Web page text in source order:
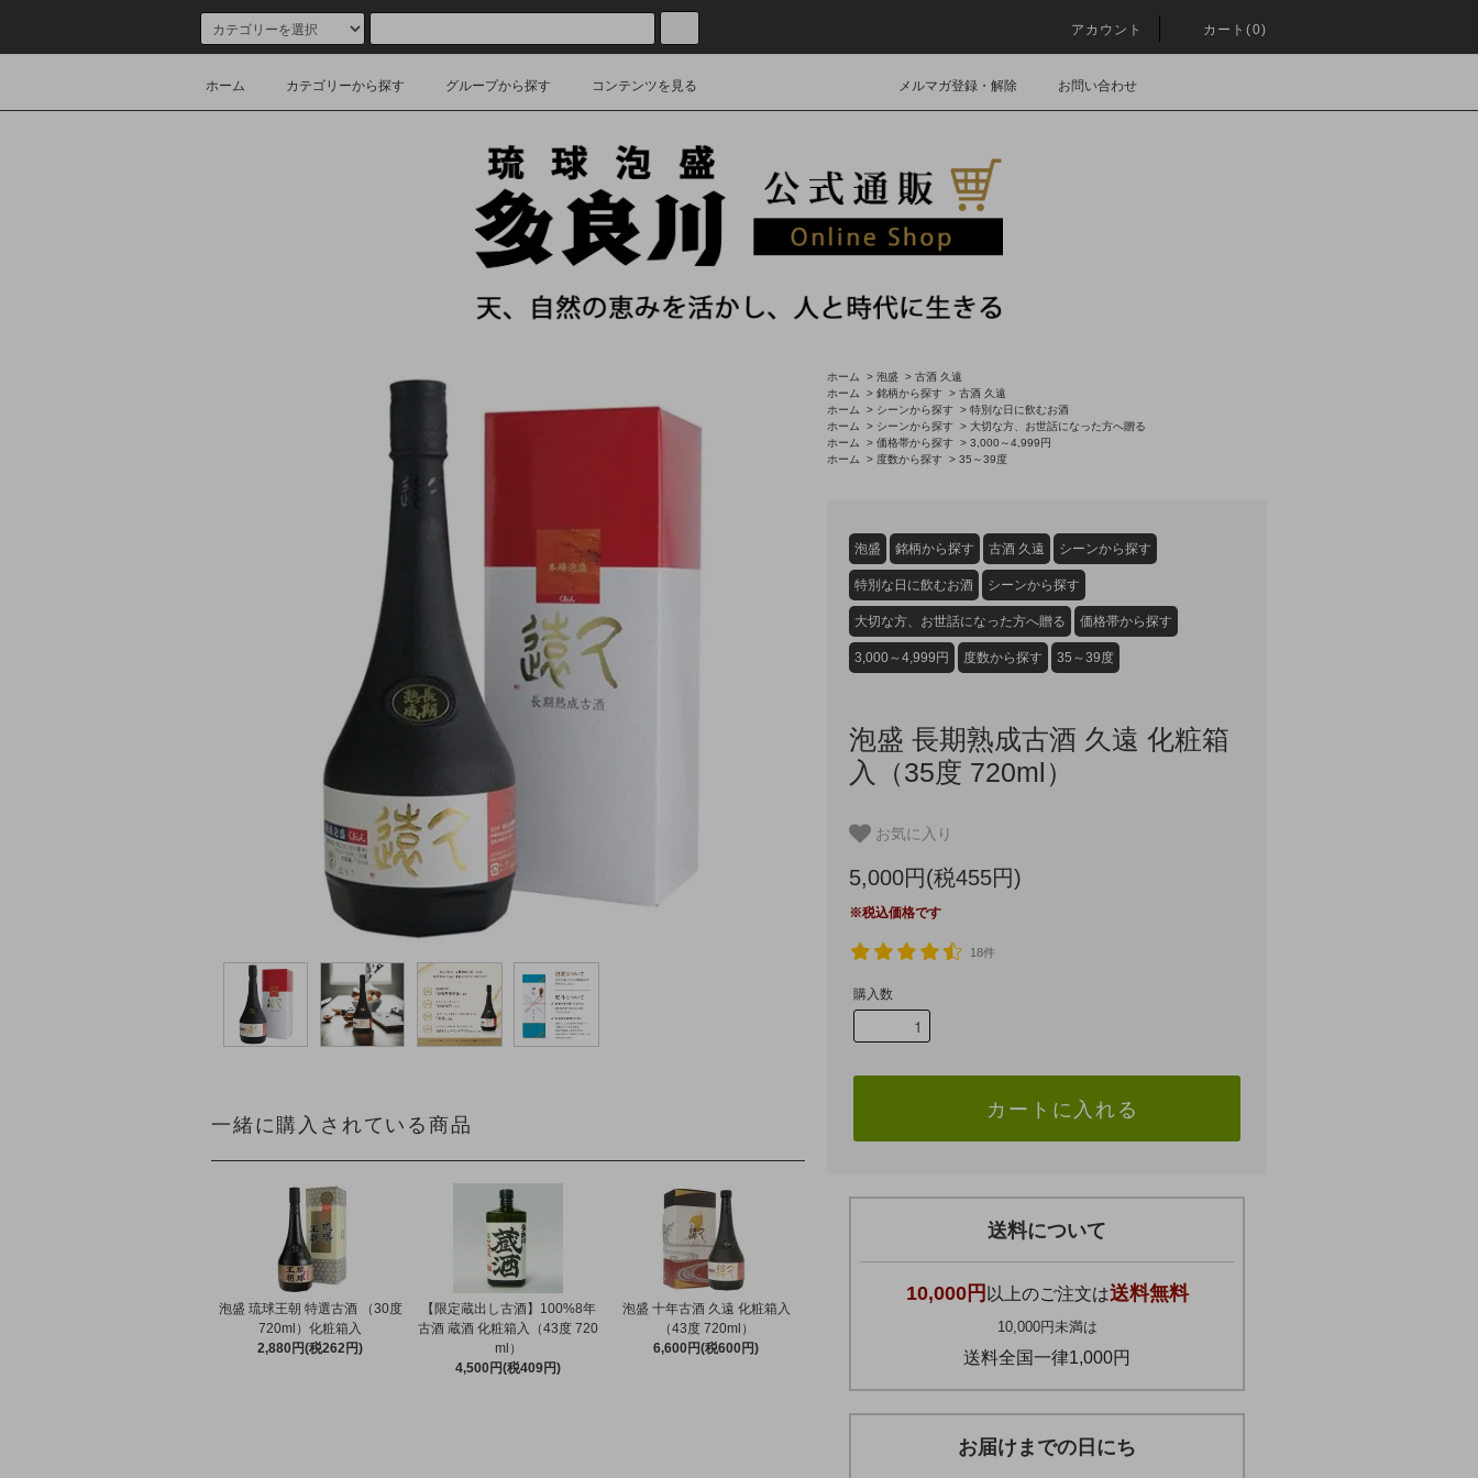
アカウント カート(0)
ホーム カテゴリーから探す グループから探す コンテンツを見る メルマガ登録・解除 お問い合わせ
ホーム > 泡盛 > 古酒 久遠
ホーム
> 銘柄から探す > 古酒 久遠
ホーム
> シーンから探す > 特別な日に飲むお酒
ホーム
> シーンから探す > 大切な方、お世話になった方へ贈る
ホーム
> 価格帯から探す > 3,000～4,999円
ホーム
> 度数から探す > 35～39度
一緒に購入されている商品
泡盛 琉球王朝 特選古酒 （30度
720ml）化粧箱入
2,880円(税262円)
【限定蔵出し古酒】100%8年
古酒 蔵酒 化粧箱入（43度 720
ml）
4,500円(税409円)
泡盛 十年古酒 久遠 化粧箱入
（43度 720ml）
6,600円(税600円)
泡盛 銘柄から探す 古酒 久遠 シーンから探す
特別な日に飲むお酒 シーンから探す
大切な方、お世話になった方へ贈る 価格帯から探す
3,000～4,999円 度数から探す 35～39度
泡盛 長期熟成古酒 久遠 化粧箱
入（35度 720ml）
お気に入り
5,000円(税455円)
※税込価格です
18件
購入数
カートに入れる
送料について
10,000円 以上のご注文は送料無料
10,000円未満は
送料全国一律1,000円
お届けまでの日にち